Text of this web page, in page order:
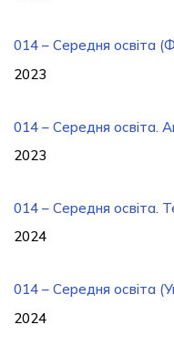
014 – Середня освіта
2023
014 – Середня освіта.
2023
014 – Середня освіта.
2024
014 – Середня освіта
2024